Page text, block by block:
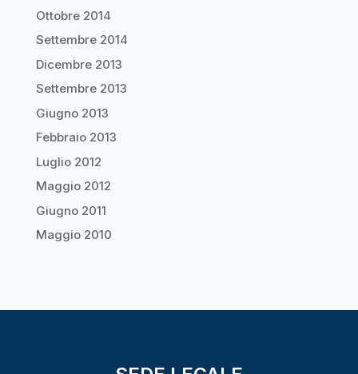
Ottobre 2014
Settembre 2014
Dicembre 2013
Settembre 2013
Giugno 2013
Febbraio 2013
Luglio 2012
Maggio 2012
Giugno 2011
Maggio 2010